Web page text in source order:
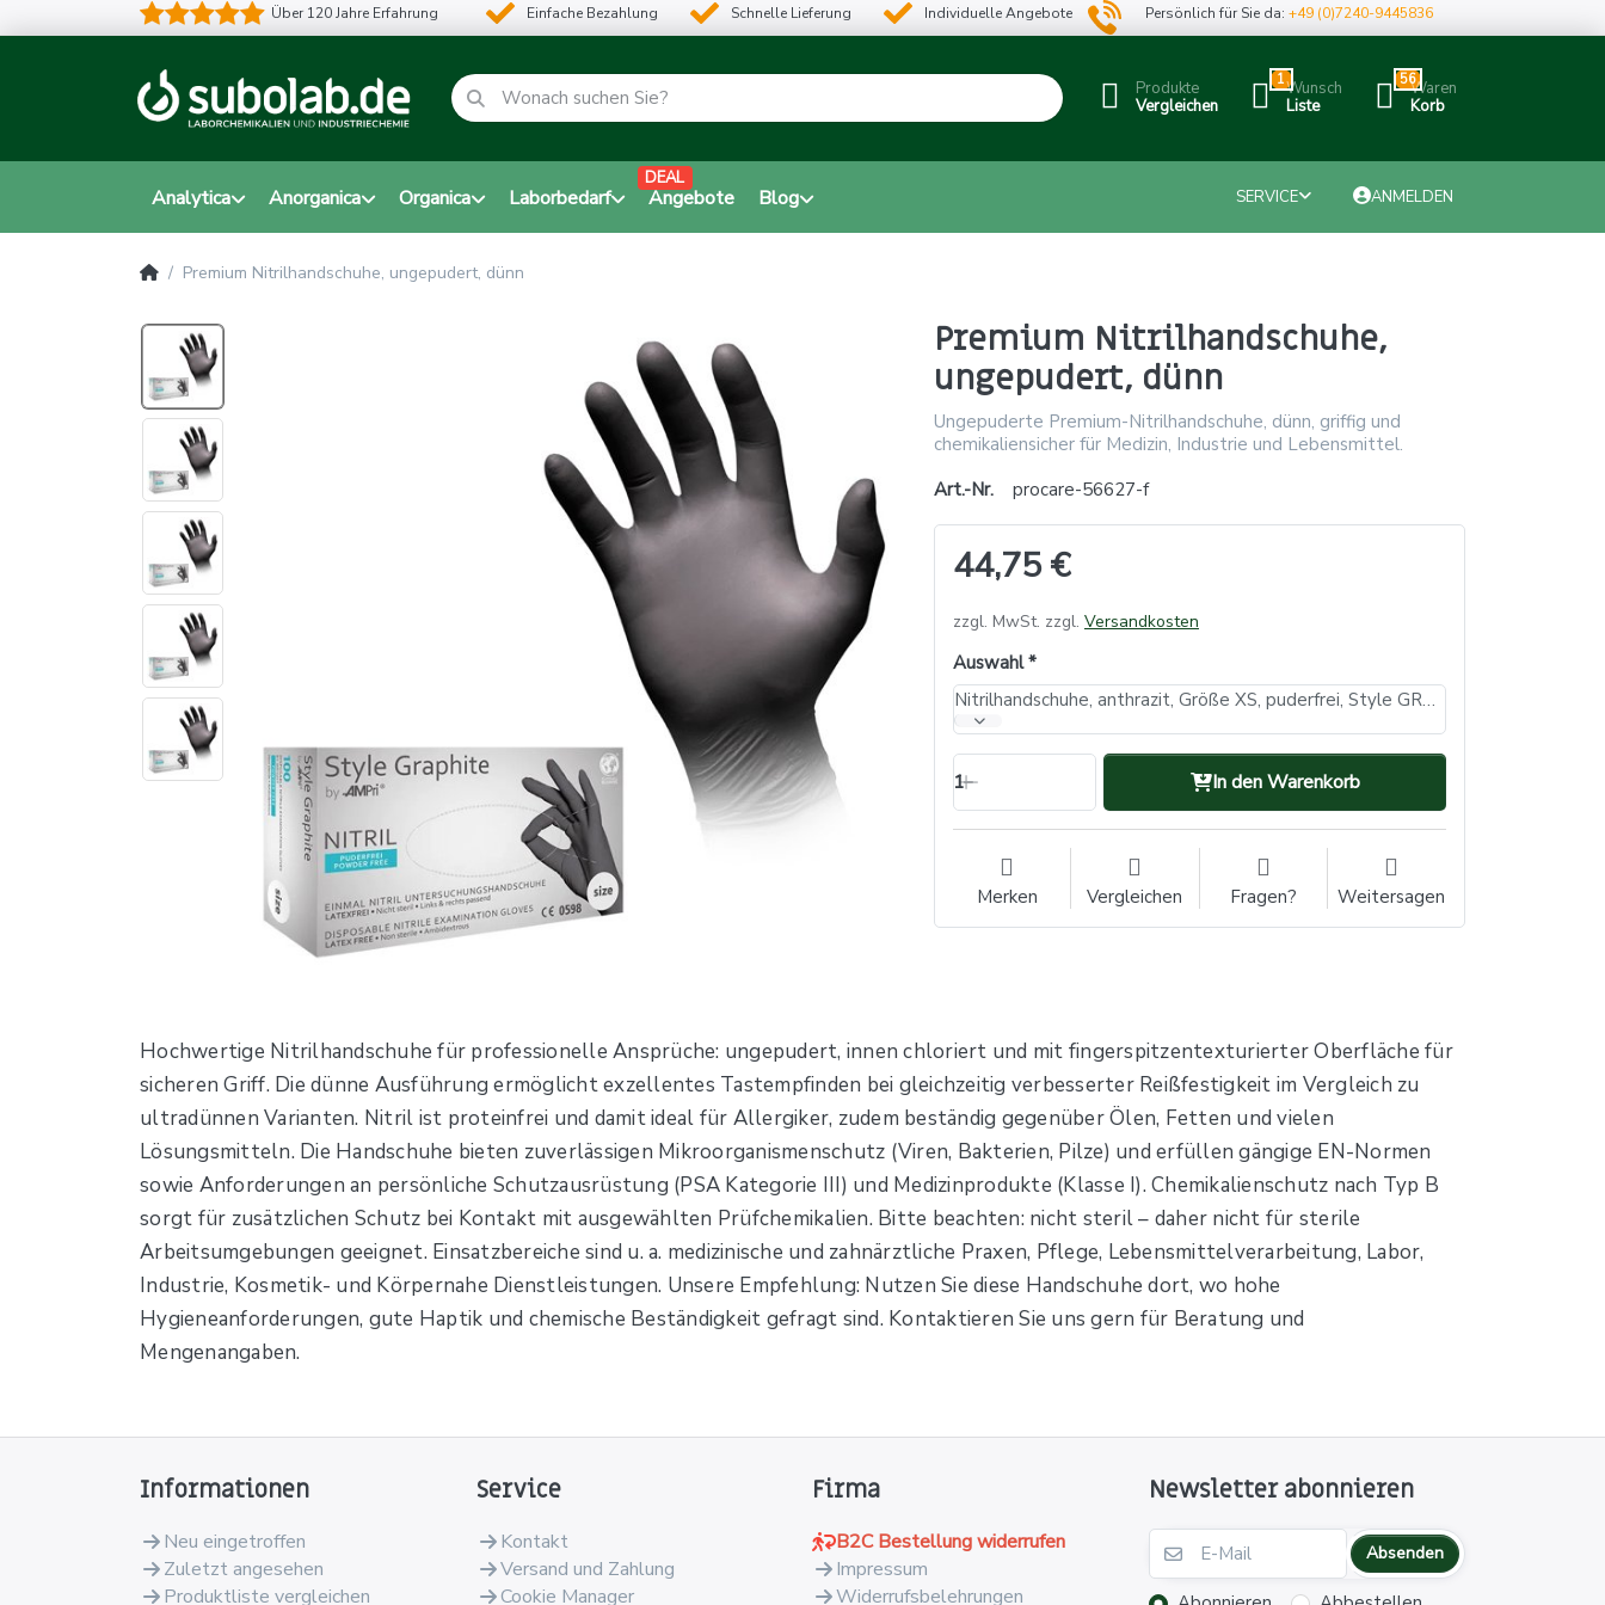
Über 120 Jahre Erfahrung Einfache Bezahlung Schnelle Lieferung Individuelle Angebote Persönlich für Sie da:+49 (0)7240-9445836
Produkte
Vergleichen
1Wunsch
Liste
56Waren
Korb
Analytica Anorganica Organica Laborbedarf Angebote
DEAL
Blog SERVICE ANMELDEN
Premium Nitrilhandschuhe, ungepudert, dünn
Premium Nitrilhandschuhe,
ungepudert, dünn
Ungepuderte Premium-Nitrilhandschuhe, dünn, griffig und
chemikaliensicher für Medizin, Industrie und Lebensmittel.
Art.-Nr.
procare-56627-f
44,75 €
zzgl. MwSt. zzgl. Versandkosten
Auswahl
Nitrilhandschuhe, anthrazit, Größe XS, puderfrei, Style GRAPHITE by Ampri (VE: 10, Inhalt: 100 Stück)
1 In den Warenkorb
Merken Vergleichen Fragen? Weitersagen
Hochwertige Nitrilhandschuhe für professionelle Ansprüche: ungepudert, innen chloriert und mit fingerspitzentexturierter Oberfläche für
sicheren Griff. Die dünne Ausführung ermöglicht exzellentes Tastempfinden bei gleichzeitig verbesserter Reißfestigkeit im Vergleich zu
ultradünnen Varianten. Nitril ist proteinfrei und damit ideal für Allergiker, zudem beständig gegenüber Ölen, Fetten und vielen
Lösungsmitteln. Die Handschuhe bieten zuverlässigen Mikroorganismenschutz (Viren, Bakterien, Pilze) und erfüllen gängige EN-Normen
sowie Anforderungen an persönliche Schutzausrüstung (PSA Kategorie III) und Medizinprodukte (Klasse I). Chemikalienschutz nach Typ B
sorgt für zusätzlichen Schutz bei Kontakt mit ausgewählten Prüfchemikalien. Bitte beachten: nicht steril – daher nicht für sterile
Arbeitsumgebungen geeignet. Einsatzbereiche sind u. a. medizinische und zahnärztliche Praxen, Pflege, Lebensmittelverarbeitung, Labor,
Industrie, Kosmetik- und Körpernahe Dienstleistungen. Unsere Empfehlung: Nutzen Sie diese Handschuhe dort, wo hohe
Hygieneanforderungen, gute Haptik und chemische Beständigkeit gefragt sind. Kontaktieren Sie uns gern für Beratung und
Mengenangaben.
Informationen
Neu eingetroffen
Zuletzt angesehen
Produktliste vergleichen
Service
Kontakt
Versand und Zahlung
Cookie Manager
Firma
B2C Bestellung widerrufen
Impressum
Widerrufsbelehrungen
Newsletter abonnieren
Absenden